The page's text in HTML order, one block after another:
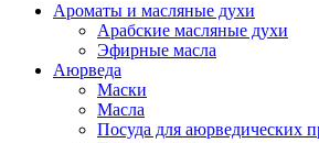
Ароматы и масляные духи
Арабские масляные духи
Эфирные масла
Аюрведа
Маски
Масла
Посуда для аюрведических